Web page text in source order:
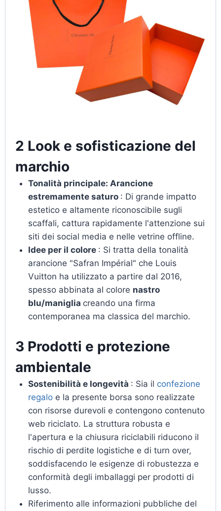
2 Look e sofisticazione del
marchio
Tonalità principale: Arancione
estremamente saturo : Di grande impatto
estetico e altamente riconoscibile sugli
scaffali, cattura rapidamente l'attenzione sui
siti dei social media e nelle vetrine offline.
Idee per il colore : Si tratta della tonalità
arancione "Safran Impérial" che Louis
Vuitton ha utilizzato a partire dal 2016,
spesso abbinata al colore nastro
blu/maniglia creando una firma
contemporanea ma classica del marchio.
3 Prodotti e protezione
ambientale
Sostenibilità e longevità : Sia il confezione
regaloe la presente borsa sono realizzate
con risorse durevoli e contengono contenuto
web riciclato. La struttura robusta e
l'apertura e la chiusura riciclabili riducono il
rischio di perdite logistiche e di turn over,
soddisfacendo le esigenze di robustezza e
conformità degli imballaggi per prodotti di
lusso.
Riferimento alle informazioni pubbliche del